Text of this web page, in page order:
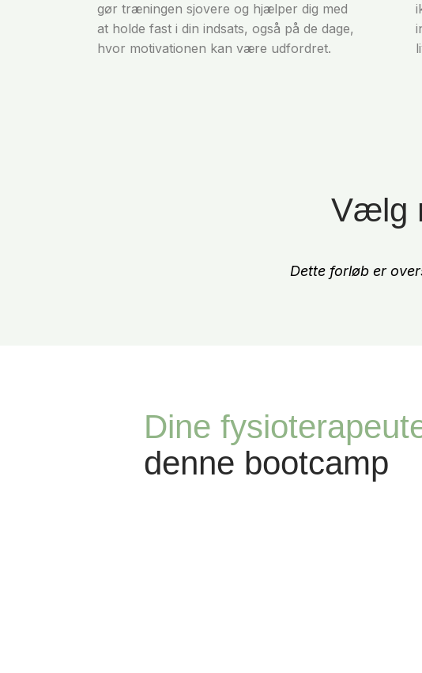
gør træningen sjovere og hjælper dig med
at holde fast i din indsats, også på de dage,
hvor motivationen kan være udfordret.
Vælg
Dette forløb er
Dine
denne bootcamp